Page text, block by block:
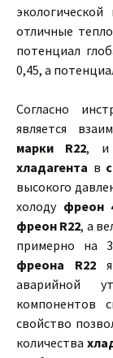
отличные
потенциал
0,45, а
Согласно
является
марки R22, и
хладагента в
высокого
холодуфреон
фреон R22, а
примерно на
фреона R22
аварийной
компонентов
свойство
количества